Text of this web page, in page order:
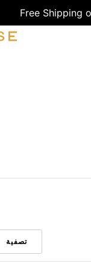
over 1499 EGP
تصفية